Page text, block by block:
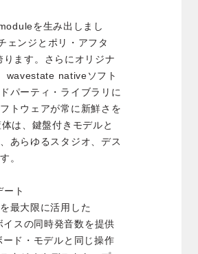
を生み出しまし
ェンジとポリ・アフタ
ます。さらにオリジナ
wavestate nativeソフト
パーティ・ライブラリに
トウェアが常に新鮮さを
は、鍵盤付きモデルと
あらゆるスタジオ、デス
。
ト
最大限に活用した
スの同時発音数を提供
ド・モデルと同じ操作